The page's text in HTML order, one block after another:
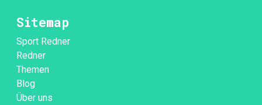
Sitemap
Sport Redner
Redner
Themen
Blog
Über uns